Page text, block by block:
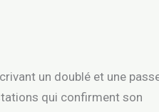
un doublé et une
qui confirment son